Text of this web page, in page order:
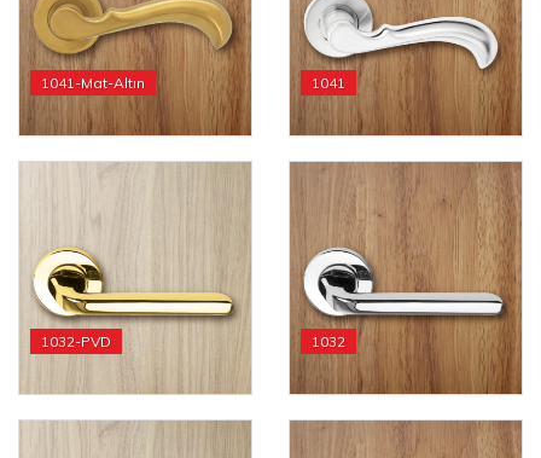
1041-Mat-Altın 1041
1032-PVD 1032